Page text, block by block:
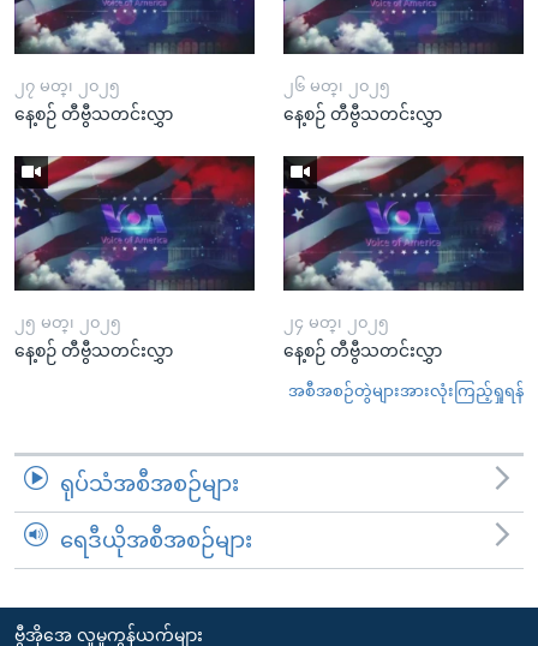
၂၇ မတ္၊ ၂၀၂၅
နေ့စဉ် တီဗွီသတင်းလွှာ
၂၆ မတ္၊ ၂၀၂၅
နေ့စဉ် တီဗွီသတင်းလွှာ
၂၅ မတ္၊ ၂၀၂၅
နေ့စဉ် တီဗွီသတင်းလွှာ
၂၄ မတ္၊ ၂၀၂၅
နေ့စဉ် တီဗွီသတင်းလွှာ
အစီအစဉ်တွဲများအားလုံးကြည့်ရှုရန်
ရုပ်သံအစီအစဉ်များ
ရေဒီယိုအစီအစဉ်များ
ဗွီအိုအေ လူမှုကွန်ယက်များ